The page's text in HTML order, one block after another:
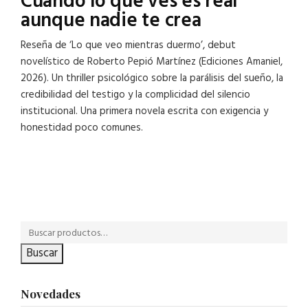
aunque nadie te crea
Reseña de ‘Lo que veo mientras duermo’, debut
novelístico de Roberto Pepió Martínez (Ediciones Amaniel,
2026). Un thriller psicológico sobre la parálisis del sueño, la
credibilidad del testigo y la complicidad del silencio
institucional. Una primera novela escrita con exigencia y
honestidad poco comunes.
Buscar
Novedades